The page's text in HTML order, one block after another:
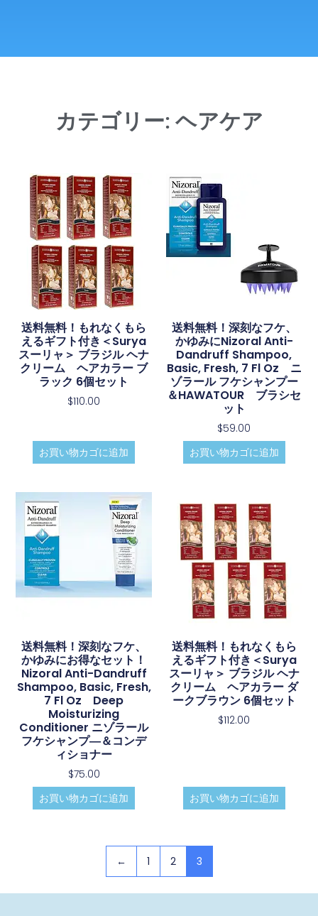
カテゴリー: ヘアケア
送料無料！もれなくもら
えるギフト付き＜Surya
スーリャ＞ ブラジル ヘナ
クリーム ヘアカラー ブ
ラック 6個セット
$110.00
お買い物カゴに追加
送料無料！深刻なフケ、
かゆみにNizoral Anti-
Dandruff Shampoo,
Basic, Fresh, 7 Fl Oz ニ
ゾラール フケシャンプー
＆HAWATOUR ブラシセ
ット
$59.00
お買い物カゴに追加
送料無料！深刻なフケ、
かゆみにお得なセット！
Nizoral Anti-Dandruff
Shampoo, Basic, Fresh,
7 Fl Oz Deep
Moisturizing
Conditioner ニゾラール
フケシャンプ―＆コンデ
ィショナー
$75.00
お買い物カゴに追加
送料無料！もれなくもら
えるギフト付き＜Surya
スーリャ＞ ブラジル ヘナ
クリーム ヘアカラー ダ
ークブラウン 6個セット
$112.00
お買い物カゴに追加
← 1 2 3